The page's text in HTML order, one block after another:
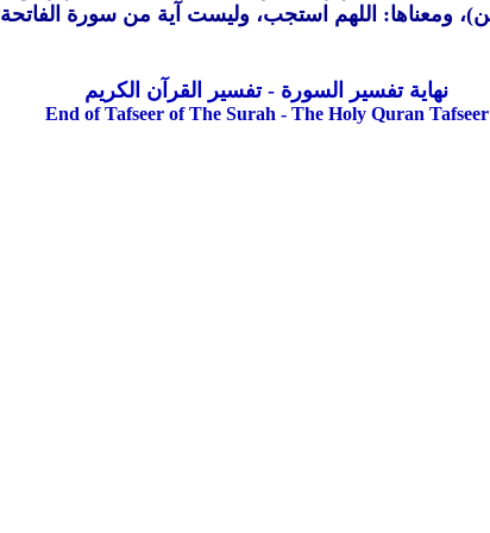
نهاية تفسير السورة - تفسير القرآن الكريم
End of Tafseer of The Surah - The Holy Quran Tafseer